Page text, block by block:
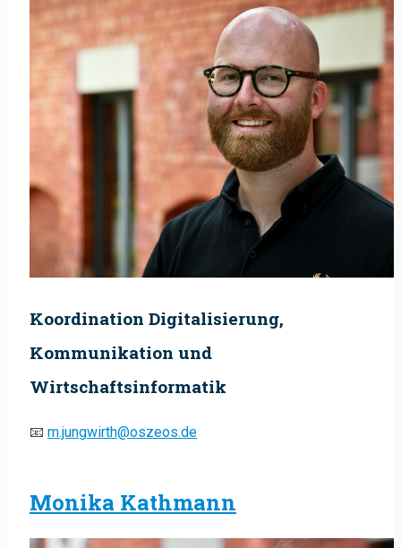
Koordination Digitalisierung,
Kommunikation und
Wirtschaftsinformatik
📧 m.jungwirth@oszeos.de
Monika Kathmann